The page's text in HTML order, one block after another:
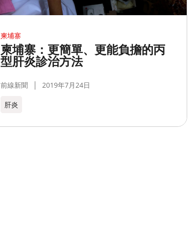
柬埔寨
柬埔寨：更簡單、更能負擔的丙
型肝炎診治方法
前線新聞 2019年7月24日
肝炎